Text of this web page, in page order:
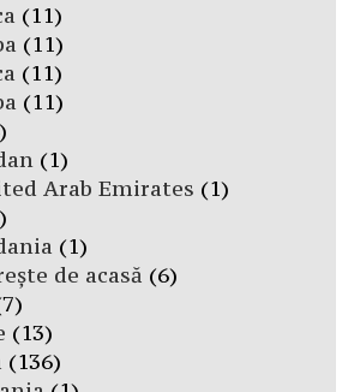
(11)
(11)
(11)
(11)
(1)
Arab Emirates (1)
(1)
de acasă (6)
(13)
(136)